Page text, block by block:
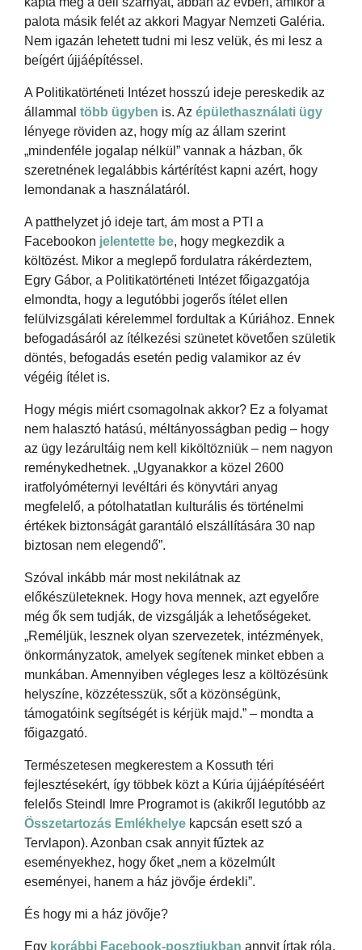
palota másik felét az akkori Magyar Nemzeti Galéria.
Nem igazán lehetett tudni mi lesz velük, és mi lesz a
beígért újjáépítéssel.
A Politikatörténeti Intézet hosszú ideje pereskedik az
állammal több ügyben is. Az épülethasználati ügy
lényege röviden az, hogy míg az állam szerint
„mindenféle jogalap nélkül” vannak a házban, ők
szeretnének legalábbis kártérítést kapni azért, hogy
lemondanak a használatáról.
A patthelyzet jó ideje tart, ám most a PTI a
Facebookon jelentette be, hogy megkezdik a
költözést. Mikor a meglepő fordulatra rákérdeztem,
Egry Gábor, a Politikatörténeti Intézet főigazgatója
elmondta, hogy a legutóbbi jogerős ítélet ellen
felülvizsgálati kérelemmel fordultak a Kúriához. Ennek
befogadásáról az ítélkezési szünetet követően születik
döntés, befogadás esetén pedig valamikor az év
végéig ítélet is.
Hogy mégis miért csomagolnak akkor? Ez a folyamat
nem halasztó hatású, méltányosságban pedig – hogy
az ügy lezárultáig nem kell kiköltözniük – nem nagyon
reménykedhetnek. „Ugyanakkor a közel 2600
iratfolyóméternyi levéltári és könyvtári anyag
megfelelő, a pótolhatatlan kulturális és történelmi
értékek biztonságát garantáló elszállítására 30 nap
biztosan nem elegendő”.
Szóval inkább már most nekilátnak az
előkészületeknek. Hogy hova mennek, azt egyelőre
még ők sem tudják, de vizsgálják a lehetőségeket.
„Reméljük, lesznek olyan szervezetek, intézmények,
önkormányzatok, amelyek segítenek minket ebben a
munkában. Amennyiben végleges lesz a költözésünk
helyszíne, közzétesszük, sőt a közönségünk,
támogatóink segítségét is kérjük majd.” – mondta a
főigazgató.
Természetesen megkerestem a Kossuth téri
fejlesztésekért, így többek közt a Kúria újjáépítéséért
felelős Steindl Imre Programot is (akikről legutóbb az
Összetartozás Emlékhelye kapcsán esett szó a
Tervlapon). Azonban csak annyit fűztek az
eseményekhez, hogy őket „nem a közelmúlt
eseményei, hanem a ház jövője érdekli”.
És hogy mi a ház jövője?
Egy korábbi Facebook-posztjukban annyit írtak róla,